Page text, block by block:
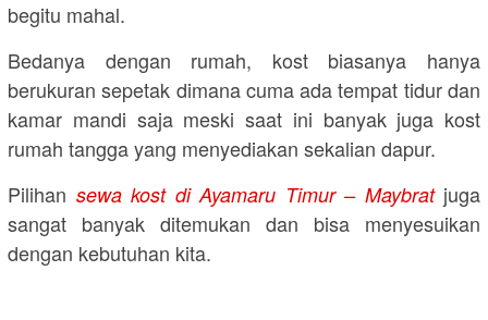
begitu mahal.
Bedanya dengan rumah, kost biasanya hanya
berukuran sepetak dimana cuma ada tempat tidur dan
kamar mandi saja meski saat ini banyak juga kost
rumah tangga yang menyediakan sekalian dapur.
Pilihan sewa kost di Ayamaru Timur – Maybratjuga
sangat banyak ditemukan dan bisa menyesuikan
dengan kebutuhan kita.